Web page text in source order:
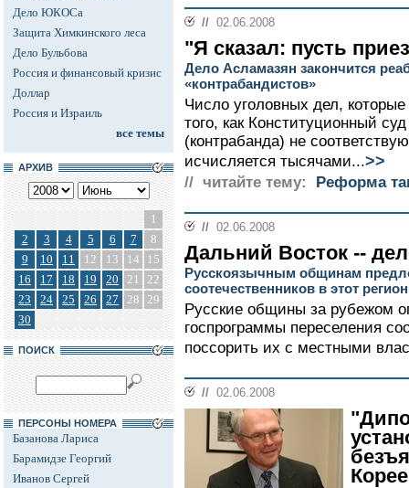
Дело ЮКОСа
Защита Химкинского леса
Дело Бульбова
Россия и финансовый кризис
Доллар
Россия и Израиль
все темы
АРХИВ
1
2
3 4 5 6 7
8
9
10 11 12 13 14
15
16
17 18 19 20 21
22
23
24 25 26 27 28 29
30
ПОИСК
ПЕРСОНЫ НОМЕРА
Базанова Лариса
Барамидзе Георгий
Иванов Сергей
// 02.06.2008
"Я сказал: пусть
Дело Асламазян закончится
«контрабандистов»
Число уголовных дел,
того, как Конституционный
(контрабанда) не
исчисляется тысячами...>>
// читайте тему: Реформа
// 02.06.2008
Дальний Восток --
Русскоязычным общинам
соотечественников в этот регион
Русские общины за рубежом
госпрограммы переселения
поссорить их с местными
// 02.06.2008